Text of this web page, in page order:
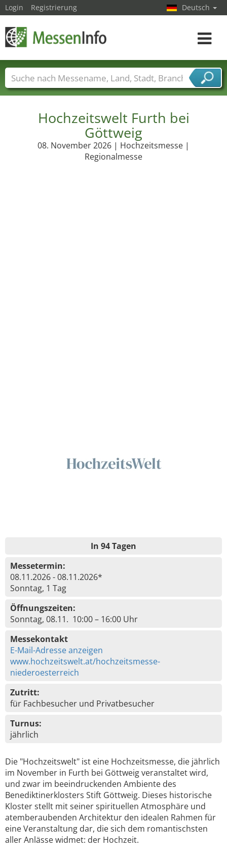
Hochzeitswelt Furth bei
Göttweig
08. November 2026 | Hochzeitsmesse |
Regionalmesse
In 94 Tagen
Messetermin:
08.11.2026 - 08.11.2026*
Sonntag, 1 Tag
Öffnungszeiten:
Sonntag, 08.11. 10:00 – 16:00 Uhr
Messekontakt
E-Mail-Adresse anzeigen
www.hochzeitswelt.at/hochzeitsmesse-
niederoesterreich
Zutritt:
für Fachbesucher und Privatbesucher
Turnus:
jährlich
Die "Hochzeitswelt" ist eine Hochzeitsmesse, die jährlich
im November in Furth bei Göttweig veranstaltet wird,
und zwar im beeindruckenden Ambiente des
Benediktinerklosters Stift Göttweig. Dieses historische
Kloster stellt mit seiner spirituellen Atmosphäre und
atemberaubenden Architektur den idealen Rahmen für
eine Veranstaltung dar, die sich dem romantischsten
aller Anlässe widmet: der Hochzeit.
Login Registrierung Deutsch
Toggle
Messenamen Länder Städte
Branchen